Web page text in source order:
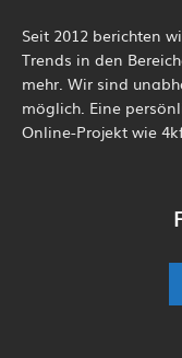
Seit 2012 berichten
Trends in den
mehr. Wir sind
möglich. Eine
Online-Projekt wie